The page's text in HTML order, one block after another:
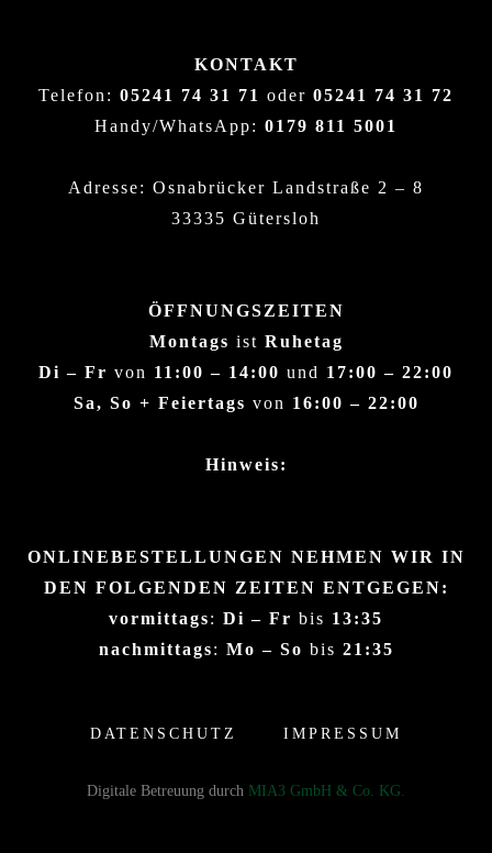
KONTAKT
Telefon: 05241 74 31 71 oder 05241 74 31 72
Handy/WhatsApp: 0179 811 5001
Adresse: Osnabrücker Landstraße 2 – 8
33335 Gütersloh
ÖFFNUNGSZEITEN
Montags ist Ruhetag
Di – Fr von 11:00 – 14:00 und 17:00 – 22:00
Sa, So + Feiertags von 16:00 – 22:00
Hinweis:
ONLINEBESTELLUNGEN NEHMEN WIR IN
DEN FOLGENDEN ZEITEN ENTGEGEN:
vormittags: Di – Fr bis 13:35
nachmittags: Mo – So bis 21:35
DATENSCHUTZ IMPRESSUM
Digitale Betreuung durch MIA3 GmbH & Co. KG.